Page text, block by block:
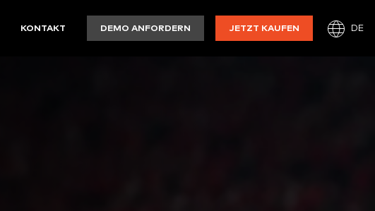
KONTAKT DEMO ANFORDERN JETZT KAUFEN DE